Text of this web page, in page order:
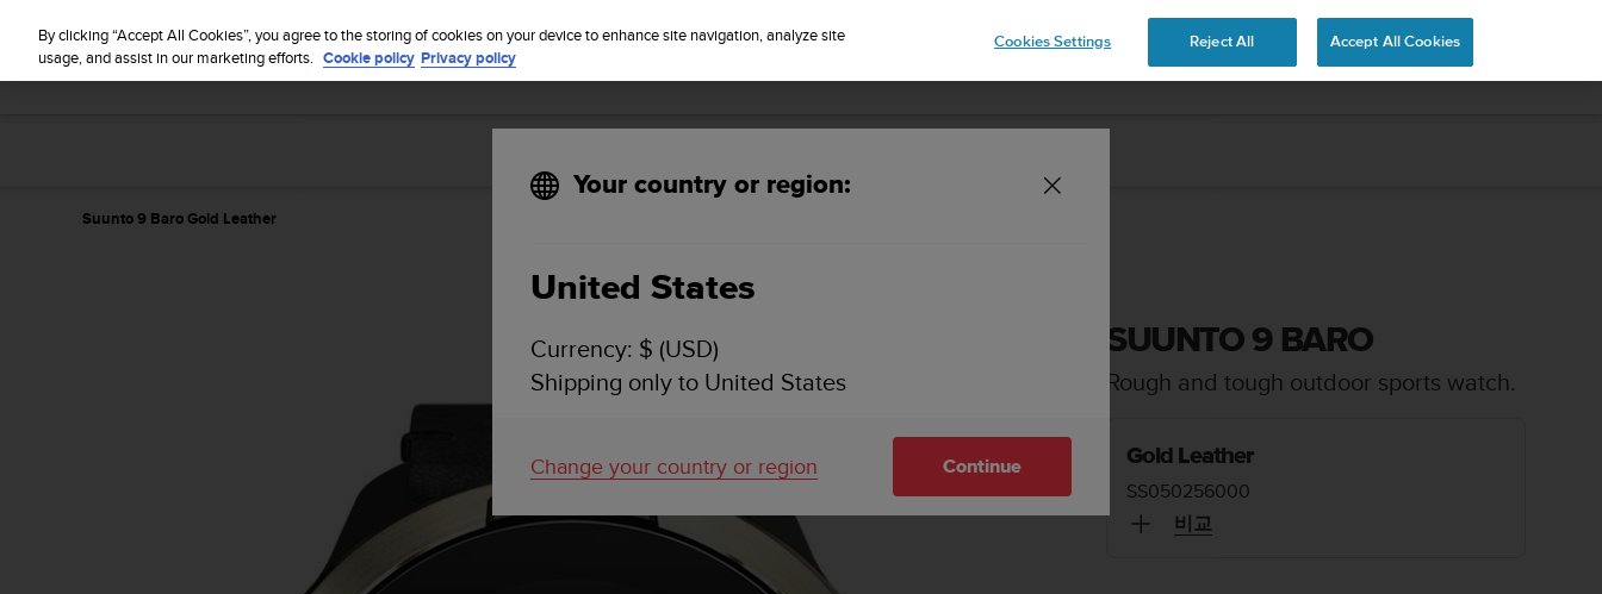
Suunto 9 Baro Gold Leather
SUUNTO 9 BARO
Rough and tough outdoor sports watch.
Gold Leather
SS050256000
비교
Your country or region:
United States
Currency: $ (USD)
Shipping only to United States
Change your country or region Continue
By clicking “Accept All Cookies”, you agree to the storing of cookies on your device to enhance site navigation, analyze site
usage, and assist in our marketing efforts. Cookie policy Privacy policy
Cookies Settings Reject All Accept All Cookies